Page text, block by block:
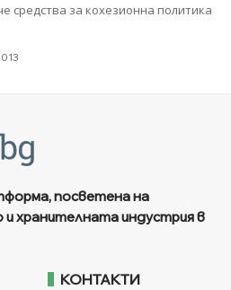
средства за кохезионна политика
посветена на
хранителната индустрия в
КОНТАКТИ